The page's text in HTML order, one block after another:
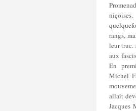
rangs,
leur truc.
aux
En
Michel
allait
Jacques